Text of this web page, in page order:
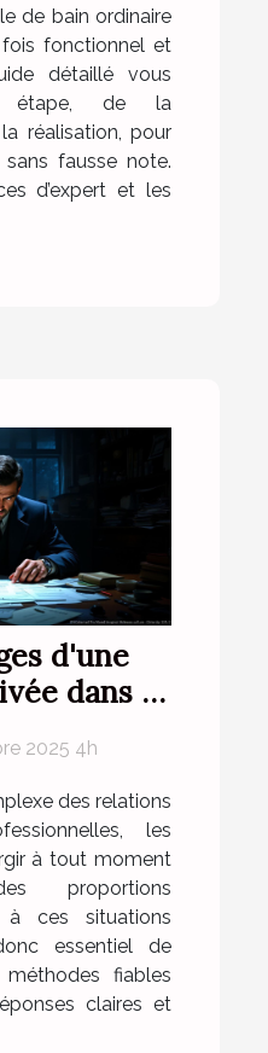
de bain ordinaire
fonctionnel et
détaillé vous
étape, de la
réalisation, pour
fausse note.
d’expert et les
d'une
dans la
2025 4h
des relations
les
à tout moment
proportions
à ces situations
essentiel de
fiables
claires et